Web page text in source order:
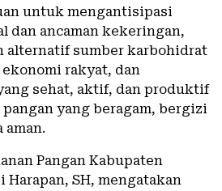
untuk mengantisipasi
dan ancaman kekeringan,
alternatif sumber karbohidrat
rakyat, dan
sehat, aktif, dan produktif
yang beragam, bergizi
aman.
Pangan Kabupaten
Harapan, SH, mengatakan